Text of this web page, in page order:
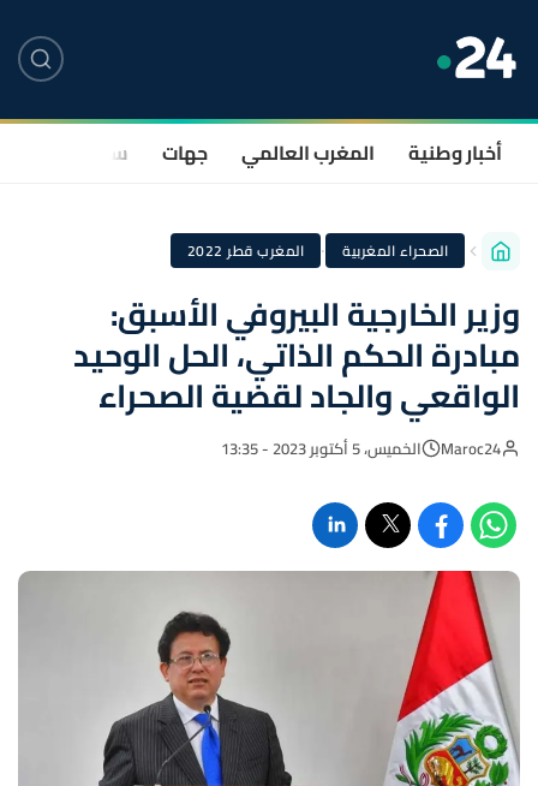
أخبار وطنية المغرب العالمي جهات سياسة
الصحراء المغربية · المغرب قطر 2022
وزير الخارجية البيروفي الأسبق:
مبادرة الحكم الذاتي، الحل الوحيد
الواقعي والجاد لقضية الصحراء
Maroc24 الخميس، 5 أكتوبر 2023 - 13:35